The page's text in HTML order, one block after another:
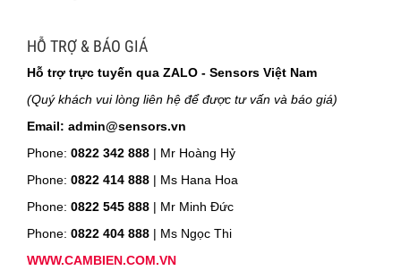
HỖ TRỢ & BÁO GIÁ
Hỗ trợ trực tuyến qua ZALO - Sensors Việt Nam
(Quý khách vui lòng liên hệ để được tư vấn và báo giá)
Email: admin@sensors.vn
Phone: 0822 342 888 | Mr Hoàng Hỷ
Phone: 0822 414 888 | Ms Hana Hoa
Phone: 0822 545 888 | Mr Minh Đức
Phone: 0822 404 888 | Ms Ngọc Thi
WWW.CAMBIEN.COM.VN